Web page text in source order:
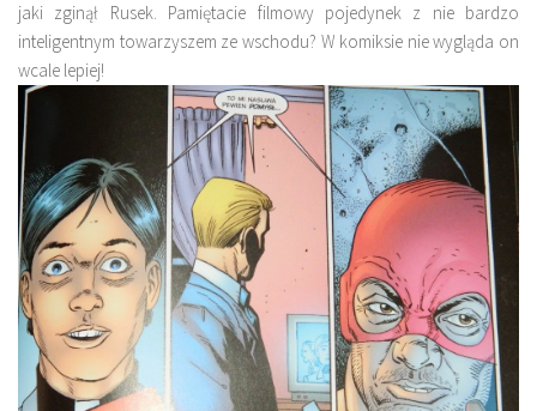
jaki zginął Rusek. Pamiętacie filmowy pojedynek z nie bardzo
inteligentnym towarzyszem ze wschodu? W komiksie nie wygląda on
wcale lepiej!